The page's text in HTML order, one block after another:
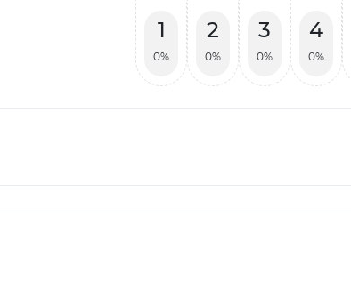
1
0%
2
0%
3
0%
4
0%